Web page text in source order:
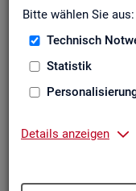
Bitte wählen Sie aus:
Technisch
Statistik
Details anzeigen
Ab­gangs­ra­te
Ab­gangs­ra­te
Ab­gangs­ra­te